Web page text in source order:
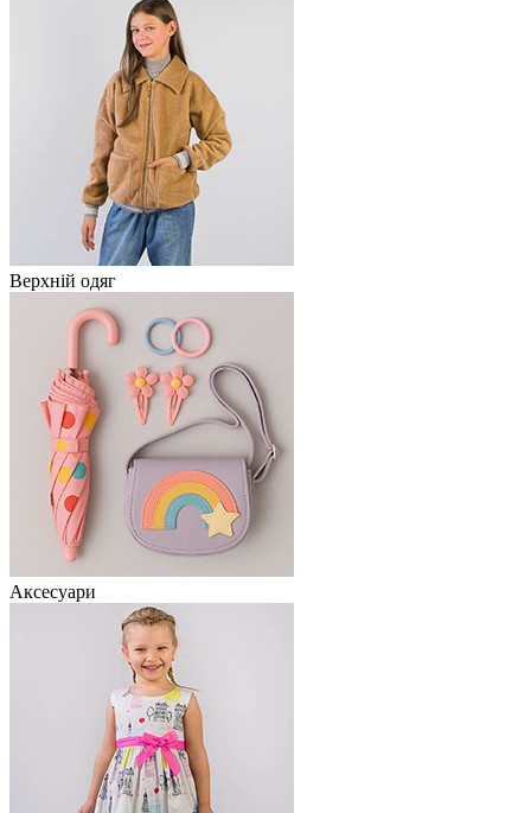
Верхній одяг
Аксесуари